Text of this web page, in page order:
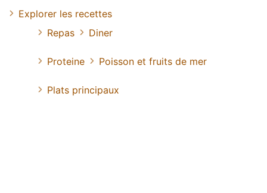
Explorer les recettes
Repas
Diner
Proteine Poisson et fruits de mer
Plats principaux